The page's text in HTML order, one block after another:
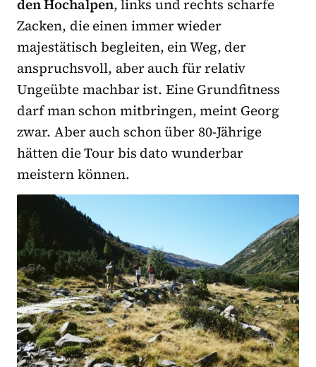
den Hochalpen, links und rechts scharfe
Zacken, die einen immer wieder
majestätisch begleiten, ein Weg, der
anspruchsvoll, aber auch für relativ
Ungeübte machbar ist. Eine Grundfitness
darf man schon mitbringen, meint Georg
zwar. Aber auch schon über 80-Jährige
hätten die Tour bis dato wunderbar
meistern können.